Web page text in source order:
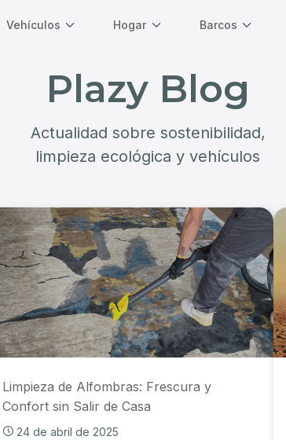
Vehículos Hogar Barcos
Plazy Blog
Actualidad sobre sostenibilidad,
limpieza ecológica y vehículos
Limpieza de Alfombras: Frescura y
Confort sin Salir de Casa
24 de abril de 2025